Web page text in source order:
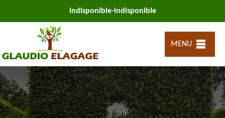
indisponible-indisponible
MENU